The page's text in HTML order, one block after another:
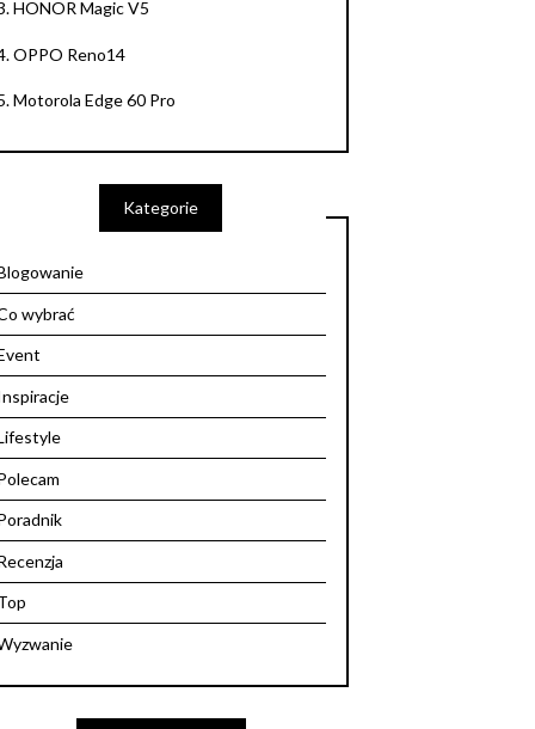
HONOR Magic V5
OPPO Reno14
Motorola Edge 60 Pro
Kategorie
wybrać